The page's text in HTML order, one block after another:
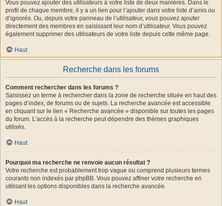
Vous pouvez ajouter des utilisateurs à votre liste de deux manières. Dans le
profil de chaque membre, il y a un lien pour l’ajouter dans votre liste d’amis ou
d’ignorés. Ou, depuis votre panneau de l’utilisateur, vous pouvez ajouter
directement des membres en saisissant leur nom d’utilisateur. Vous pouvez
également supprimer des utilisateurs de votre liste depuis cette même page.
Haut
Recherche dans les forums
Comment rechercher dans les forums ?
Saisissez un terme à rechercher dans la zone de recherche située en haut des
pages d’index, de forums ou de sujets. La recherche avancée est accessible
en cliquant sur le lien « Recherche avancée » disponible sur toutes les pages
du forum. L’accès à la recherche peut dépendre des thèmes graphiques
utilisés.
Haut
Pourquoi ma recherche ne renvoie aucun résultat ?
Votre recherche est probablement trop vague ou comprend plusieurs termes
courants non indexés par phpBB. Vous pouvez affiner votre recherche en
utilisant les options disponibles dans la recherche avancée.
Haut